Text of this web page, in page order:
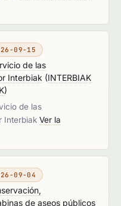
09-15
de las
Interbiak (INTERBIAK
)
de las
Interbiak Ver la
09-04
de aseos públicos